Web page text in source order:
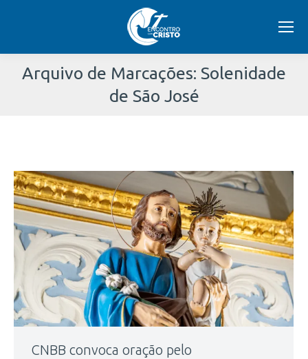
Arquivo de Marcações: Solenidade
de São José
aqui:
CNBB convoca oração pelo